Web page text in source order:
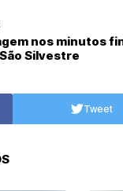
nos minutos
Silvestre
Tweet